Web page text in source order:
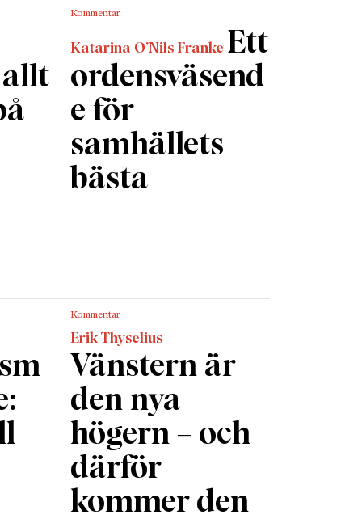
där
av
som
står
det.
allt
Kommentar
Katarina O’Nils Franke Ett
ordensväsend
e för
samhällets
bästa
Kommentar
Erik Thyselius
Vänstern är
den nya
högern – och
därför
kommer den